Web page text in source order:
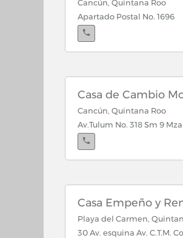
Cancún, Quintana Roo
Apartado Postal No. 1696
Casa de Cambio
Cancún, Quintana Roo
Av.Tulum No. 318 Sm 9 Mza
Casa Empeño y
Playa del Carmen,
30 Av. esquina Av. C.T.M.